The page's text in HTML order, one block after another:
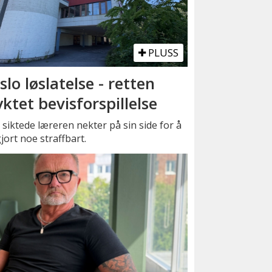
PLUSS
løslatelse - retten
bevisforspillelse
siktede læreren nekter på sin side for å
noe straffbart.